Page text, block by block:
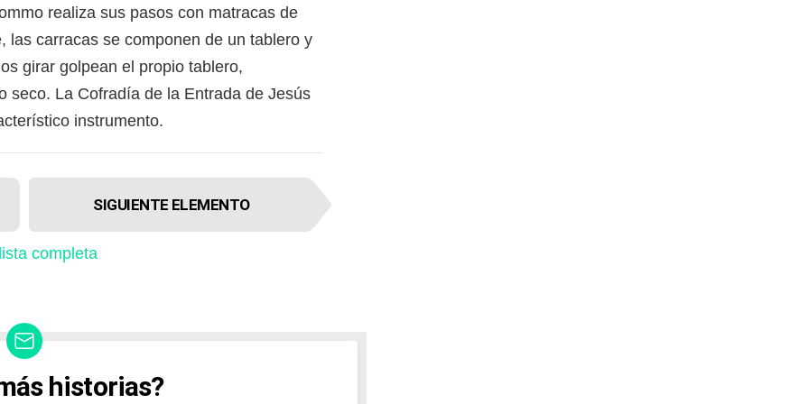
realiza sus pasos con matracas de
las carracas se componen de un tablero y
girar golpean el propio tablero,
seco. La Cofradía de la Entrada de Jesús
instrumento.
SIGUIENTE ELEMENTO
completa
historias?